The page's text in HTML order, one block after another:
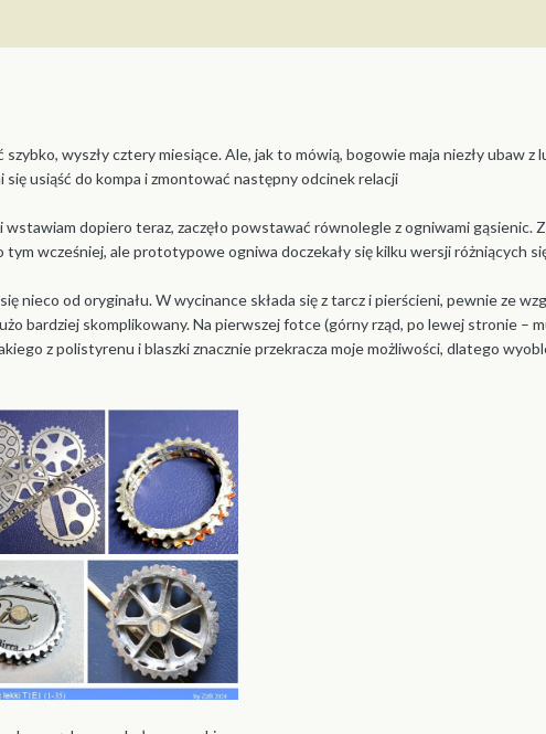
wyszły cztery miesiące. Ale, jak to mówią, bogowie maja niezły ubaw z
się usiąść do kompa i zmontować następny odcinek relacji
wstawiam dopiero teraz, zaczęło powstawać równolegle z ogniwami
tym wcześniej, ale prototypowe ogniwa doczekały się kilku wersji różniących
nieco od oryginału. W wycinance składa się z tarcz i pierścieni, pewnie ze
bardziej skomplikowany. Na pierwszej fotce (górny rząd, po lewej stronie –
z polistyrenu i blaszki znacznie przekracza moje możliwości, dlatego